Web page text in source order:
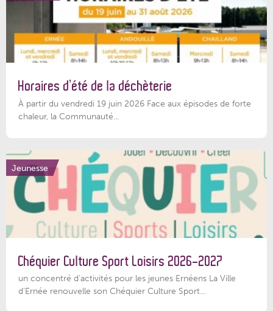
Horaires d’été de la déchèterie
À partir du vendredi 19 juin 2026 Face aux épisodes de forte
chaleur, la Communauté...
Jeunesse
Chéquier Culture Sport Loisirs 2026-2027
un concentré d’activités pour les jeunes Ernéens La Ville
d’Ernée renouvelle son Chéquier Culture Sport...